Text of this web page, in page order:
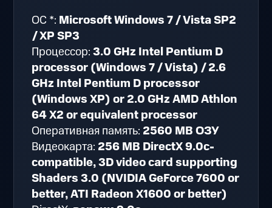
ОС *: Microsoft Windows 7 / Vista SP2
/ XP SP3
Процессор:3.0 GHz Intel Pentium D
processor (Windows 7 / Vista) / 2.6
GHz Intel Pentium D processor
(Windows XP) or 2.0 GHz AMD Athlon
64 X2 or equivalent processor
Оперативная память: 2560 MB ОЗУ
Видеокарта: 256 MB DirectX 9.0c-
compatible, 3D video card supporting
Shaders 3.0 (NVIDIA GeForce 7600 or
better, ATI Radeon X1600 or better)